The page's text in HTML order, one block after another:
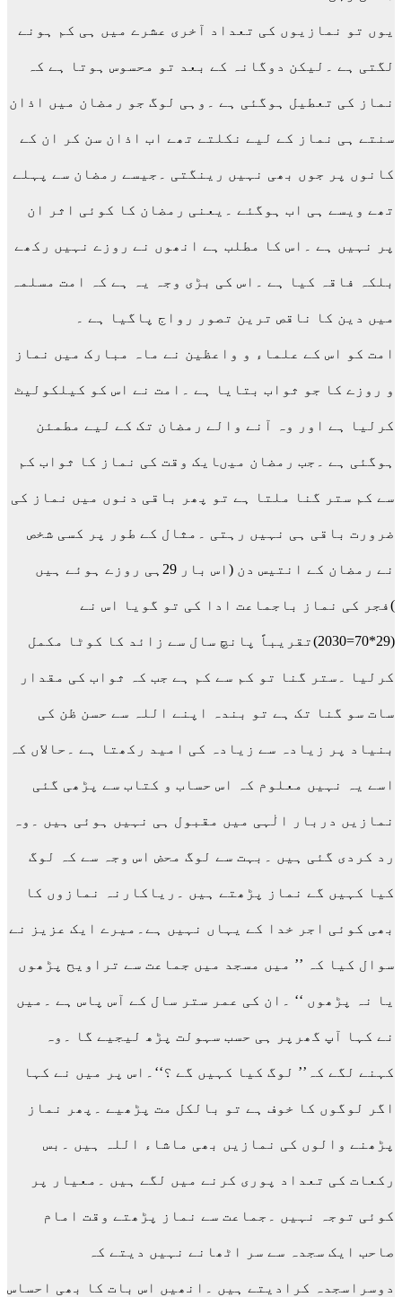
یوں تو نمازیوں کی تعداد آخری عشرے میں ہی کم ہونے
لگتی ہے ۔لیکن دوگانہ کے بعد تو محسوس ہوتا ہے کہ
نماز کی تعطیل ہوگئی ہے ۔وہی لوگ جو رمضان میں اذان
سنتے ہی نماز کے لیے نکلتے تھے اب اذان سن کر ان کے
کانوں پر جوں بھی نہیں رینگتی ۔جیسے رمضان سے پہلے
تھے ویسے ہی اب ہوگئے ۔یعنی رمضان کا کوئی اثر ان
پر نہیں ہے ۔اس کا مطلب ہے انھوں نے روزے نہیں رکھے
بلکہ فاقہ کیا ہے ۔اس کی بڑی وجہ یہ ہے کہ امت مسلمہ
میں دین کا ناقص ترین تصور رواج پاگیا ہے ۔
امت کو اس کے علماء و واعظین نے ماہ مبارک میں نماز
و روزے کا جو ثواب بتایا ہے ۔امت نے اس کو کیلکولیٹ
کرلیا ہے اور وہ آنے والے رمضان تک کے لیے مطمئن
ہوگئی ہے ۔جب رمضان میںایک وقت کی نماز کا ثواب کم
سے کم ستر گنا ملتا ہے تو پھر باقی دنوں میں نماز کی
ضرورت باقی ہی نہیں رہتی ۔مثال کے طور پر کسی شخص
نے رمضان کے انتیس دن (اس بار 29ہی روزے ہوئے ہیں
)فجر کی نماز باجماعت ادا کی تو گویا اس نے
(29*70=2030)تقریباً پانچ سال سے زائد کا کوٹا مکمل
کرلیا ۔ستر گنا تو کم سے کم ہے جب کہ ثواب کی مقدار
سات سو گنا تک ہے تو بندہ اپنے اللہ سے حسن ظن کی
بنیاد پر زیادہ سے زیادہ کی امید رکھتا ہے ۔حالاں کہ
اسے یہ نہیں معلوم کہ اس حساب و کتاب سے پڑھی گئی
نمازیں دربار الٰہی میں مقبول ہی نہیں ہوئی ہیں ۔وہ
رد کردی گئی ہیں ۔بہت سے لوگ محض اس وجہ سے کہ لوگ
کیا کہیں گے نماز پڑھتے ہیں ۔ریاکارنہ نمازوں کا
بھی کوئی اجر خدا کے یہاں نہیں ہے۔میرے ایک عزیز نے
سوال کیا کہ ’’ میں مسجد میں جماعت سے تراویح پڑھوں
یا نہ پڑھوں ‘‘ ۔ان کی عمر ستر سال کے آس پاس ہے ۔میں
نے کہا آپ گھرپر ہی حسب سہولت پڑھ لیجیے گا ۔وہ
کہنے لگے کہ’’ لوگ کیا کہیں گے ؟‘‘۔اس پر میں نے کہا
اگر لوگوں کا خوف ہے تو بالکل مت پڑھیے ۔پھر نماز
پڑھنے والوں کی نمازیں بھی ماشاء اللہ ہیں ۔بس
رکعات کی تعداد پوری کرنے میں لگے ہیں ۔معیار پر
کوئی توجہ نہیں ۔جماعت سے نماز پڑھتے وقت امام
صاحب ایک سجدہ سے سر اٹھانے نہیں دیتے کہ
دوسراسجدہ کرادیتے ہیں ۔انھیں اس بات کا بھی احساس